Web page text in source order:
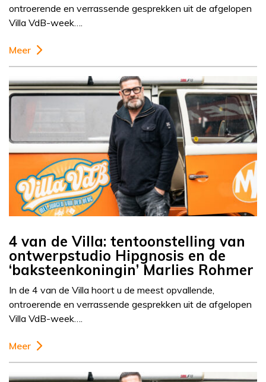
ontroerende en verrassende gesprekken uit de afgelopen
Villa VdB-week….
Meer
4 van de Villa: tentoonstelling van
ontwerpstudio Hipgnosis en de
‘baksteenkoningin’ Marlies Rohmer
In de 4 van de Villa hoort u de meest opvallende,
ontroerende en verrassende gesprekken uit de afgelopen
Villa VdB-week….
Meer